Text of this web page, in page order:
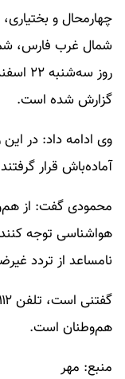
چهارمحال و
شمال غرب فارس،
روز
گزارش شده است.
وی ادامه داد: در
آماده‌باش قرار
محمودی گفت: از
هواشناسی توجه
نامساعد از تردد
هم‌وطنان است.
منبع: مهر